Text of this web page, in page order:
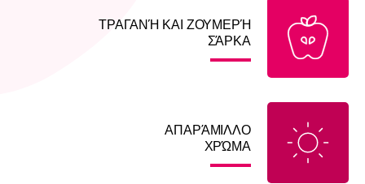
ΤΡΑΓΑΝΉ ΚΑΙ ΖΟΥΜΕΡΉ
ΣΆΡΚΑ
ΑΠΑΡΆΜΙΛΛΟ
ΧΡΏΜΑ